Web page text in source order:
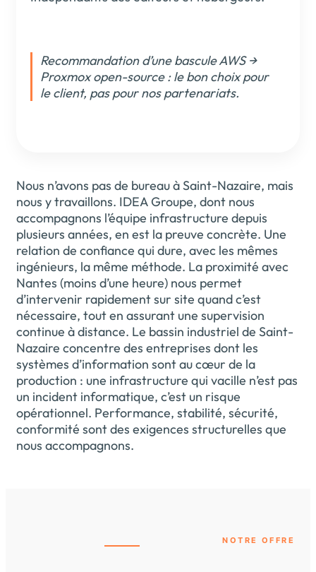
Recommandation d’une bascule AWS →
Proxmox open-source : le bon choix pour
le client, pas pour nos partenariats.
Nous n’avons pas de bureau à Saint-Nazaire, mais
nous y travaillons. IDEA Groupe, dont nous
accompagnons l’équipe infrastructure depuis
plusieurs années, en est la preuve concrète. Une
relation de confiance qui dure, avec les mêmes
ingénieurs, la même méthode. La proximité avec
Nantes (moins d’une heure) nous permet
d’intervenir rapidement sur site quand c’est
nécessaire, tout en assurant une supervision
continue à distance. Le bassin industriel de Saint-
Nazaire concentre des entreprises dont les
systèmes d’information sont au cœur de la
production : une infrastructure qui vacille n’est pas
un incident informatique, c’est un risque
opérationnel. Performance, stabilité, sécurité,
conformité sont des exigences structurelles que
nous accompagnons.
NOTRE OFFRE